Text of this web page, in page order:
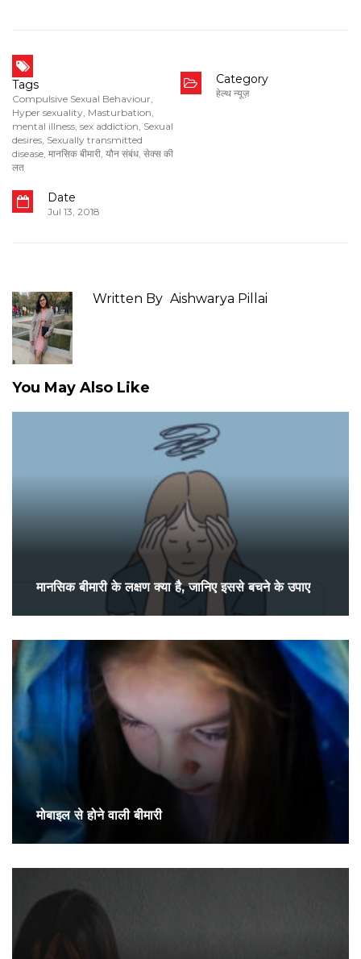
Tags
Compulsive Sexual Behaviour,
Hyper sexuality, Masturbation,
mental illness, sex addiction, Sexual
desires, Sexually transmitted
disease, मानसिक बीमारी, यौन संबंध, सेक्स की
लत
Category
हेल्थ न्यूज़
Date
Jul 13, 2018
Written By Aishwarya Pillai
You May Also Like
मानसिक बीमारी के लक्षण क्या है, जानिए इससे बचने के उपाए
मोबाइल से होने वाली बीमारी